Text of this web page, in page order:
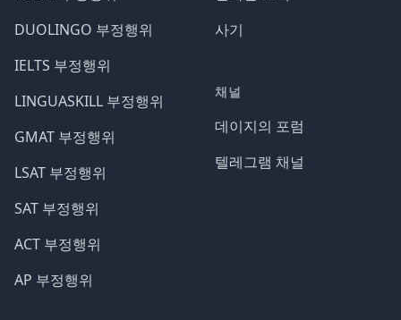
DUOLINGO 부정행위
IELTS 부정행위
LINGUASKILL 부정행위
GMAT 부정행위
LSAT 부정행위
SAT 부정행위
ACT 부정행위
AP 부정행위
사기
채널
데이지의 포럼
텔레그램 채널